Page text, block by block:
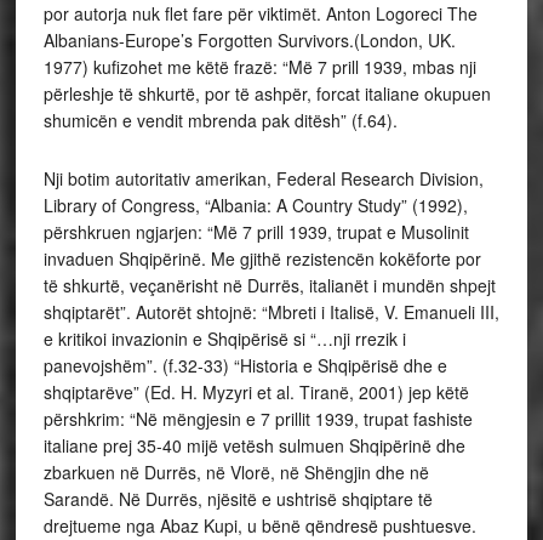
por autorja nuk flet fare për viktimët. Anton Logoreci The
Albanians-Europe’s Forgotten Survivors.(London, UK.
1977) kufizohet me këtë frazë: “Më 7 prill 1939, mbas nji
përleshje të shkurtë, por të ashpër, forcat italiane okupuen
shumicën e vendit mbrenda pak ditësh” (f.64).
Nji botim autoritativ amerikan, Federal Research Division,
Library of Congress, “Albania: A Country Study” (1992),
përshkruen ngjarjen: “Më 7 prill 1939, trupat e Musolinit
invaduen Shqipërinë. Me gjithë rezistencën kokëforte por
të shkurtë, veçanërisht në Durrës, italianët i mundën shpejt
shqiptarët”. Autorët shtojnë: “Mbreti i Italisë, V. Emanueli III,
e kritikoi invazionin e Shqipërisë si “…nji rrezik i
panevojshëm”. (f.32-33) “Historia e Shqipërisë dhe e
shqiptarëve” (Ed. H. Myzyri et al. Tiranë, 2001) jep këtë
përshkrim: “Në mëngjesin e 7 prillit 1939, trupat fashiste
italiane prej 35-40 mijë vetësh sulmuen Shqipërinë dhe
zbarkuen në Durrës, në Vlorë, në Shëngjin dhe në
Sarandë. Në Durrës, njësitë e ushtrisë shqiptare të
drejtueme nga Abaz Kupi, u bënë qëndresë pushtuesve.